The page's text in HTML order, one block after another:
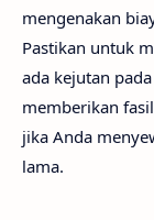
mengenakan
Pastikan untuk
ada kejutan
memberikan
jika Anda
lama.